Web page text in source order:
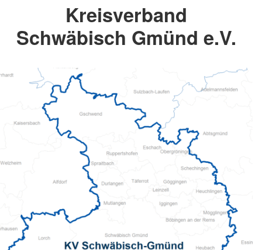
Kreisverband
Schwäbisch Gmünd e.V.